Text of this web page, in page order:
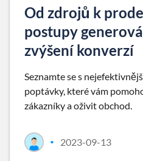
Od zdrojů k
postupy
zvýšení konverzí
Seznamte se s
poptávky, které vám
zákazníky a oživit obchod.
• 2023-09-13